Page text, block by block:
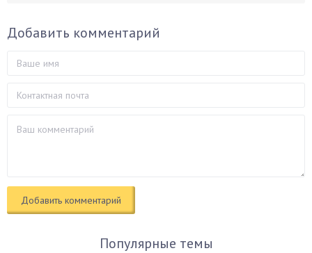
Добавить комментарий
Популярные темы